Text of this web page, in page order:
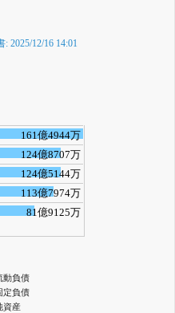
2025/12/16 14:01
161億4944万
124億8707万
124億5144万
113億7974万
81億9125万
動負債
定負債
資産